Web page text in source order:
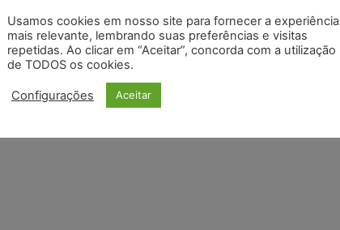
Usamos cookies em nosso site para fornecer a experiência
mais relevante, lembrando suas preferências e visitas
repetidas. Ao clicar em “Aceitar”, concorda com a utilização
de TODOS os cookies.
Configurações Aceitar